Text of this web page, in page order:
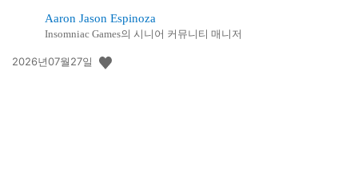
Aaron Jason Espinoza
Insomniac Games의 시니어 커뮤니티 매니저
공
2026년07월27일